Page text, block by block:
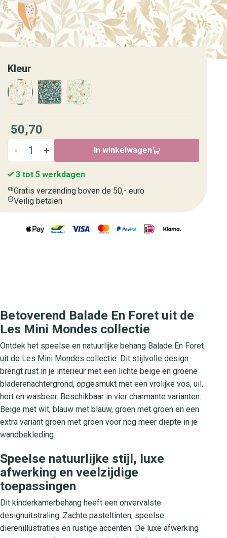
Kleur
50,70
In winkelwagen
3 tot 5 werkdagen
Gratis verzending boven de 50,- euro
Veilig betalen
Betoverend Balade En Foret uit de
Les Mini Mondes collectie
Ontdek het speelse en natuurlijke behang Balade En Foret
uit de Les Mini Mondes collectie. Dit stijlvolle design
brengt rust in je interieur met een lichte beige en groene
bladerenachtergrond, opgesmukt met een vrolijke vos, uil,
hert en wasbeer. Beschikbaar in vier charmante varianten:
Beige met wit, blauw met blauw, groen met groen en een
extra variant groen met groen voor nog meer diepte in je
wandbekleding.
Speelse natuurlijke stijl, luxe
afwerking en veelzijdige
toepassingen
Dit kinderkamerbehang heeft een onvervalste
designuitstraling: Zachte pasteltinten, speelse
dierenillustraties en rustige accenten. De luxe afwerking